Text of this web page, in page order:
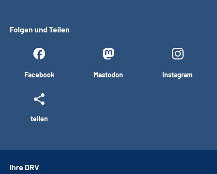
Folgen und Teilen
Facebook Mastodon Instagram
teilen
Ihre DRV